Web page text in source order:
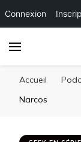
Connexion
Accueil
Narcos